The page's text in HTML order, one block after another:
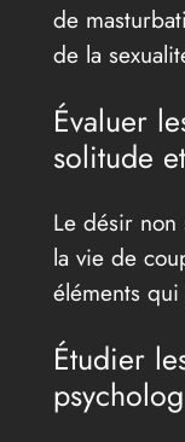
de
de la
Évaluer
solitude
Le désir non
la vie de
éléments
Étudier